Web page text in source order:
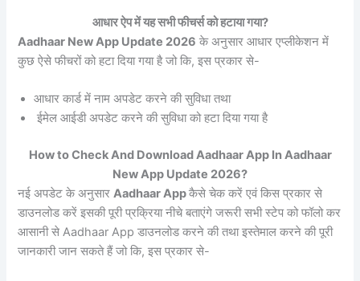
आधार ऐप में यह सभी फीचर्स को हटाया गया?
Aadhaar New App Update 2026 के अनुसार आधार एप्लीकेशन में
कुछ ऐसे फीचरों को हटा दिया गया है जो कि, इस प्रकार से-
आधार कार्ड में नाम अपडेट करने की सुविधा तथा
ईमेल आईडी अपडेट करने की सुविधा को हटा दिया गया है
How to Check And Download Aadhaar App In Aadhaar
New App Update 2026?
नई अपडेट के अनुसारAadhaar Appकैसे चेक करें एवं किस प्रकार से
डाउनलोड करें इसकी पूरी प्रक्रिया नीचे बताएंगे जरूरी सभी स्टेप को फॉलो कर
आसानी से Aadhaar App डाउनलोड करने की तथा इस्तेमाल करने की पूरी
जानकारी जान सकते हैं जो कि, इस प्रकार से-